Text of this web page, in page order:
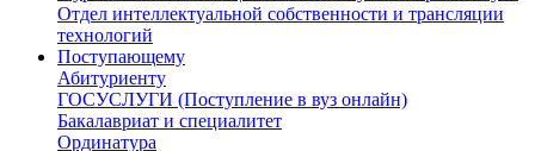
Отдел интеллектуальной собственности и трансляции
технологий
Поступающему
Абитуриенту
ГОСУСЛУГИ (Поступление в вуз онлайн)
Бакалавриат и специалитет
Ординатура